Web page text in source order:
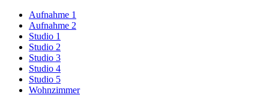
Aufnahme 1
Aufnahme 2
Studio 1
Studio 2
Studio 3
Studio 4
Studio 5
Wohnzimmer